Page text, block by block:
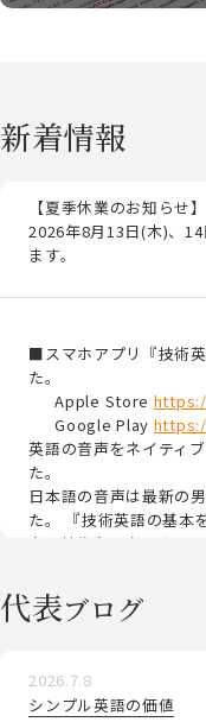
新着情報
【夏季休業のお知らせ】
2026年8月13日(木)、
ます。
■スマホアプリ『技術
た。
Apple Store
Google Play
英語の音声をネイティ
た。
日本語の音声は最新の
た。 『技術英語の基本
者・技術翻訳者のため
ご購入済の方は、アプ
ます。
代表ブログ
2026.7.8
シンプル英語の価値